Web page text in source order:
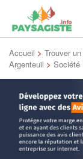
Accueil > Trouver
Argenteuil > Société